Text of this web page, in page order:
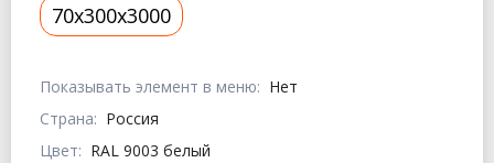
Показывать элемент в меню: Нет
Страна: Россия
Цвет: RAL 9003 белый
70x300x3000